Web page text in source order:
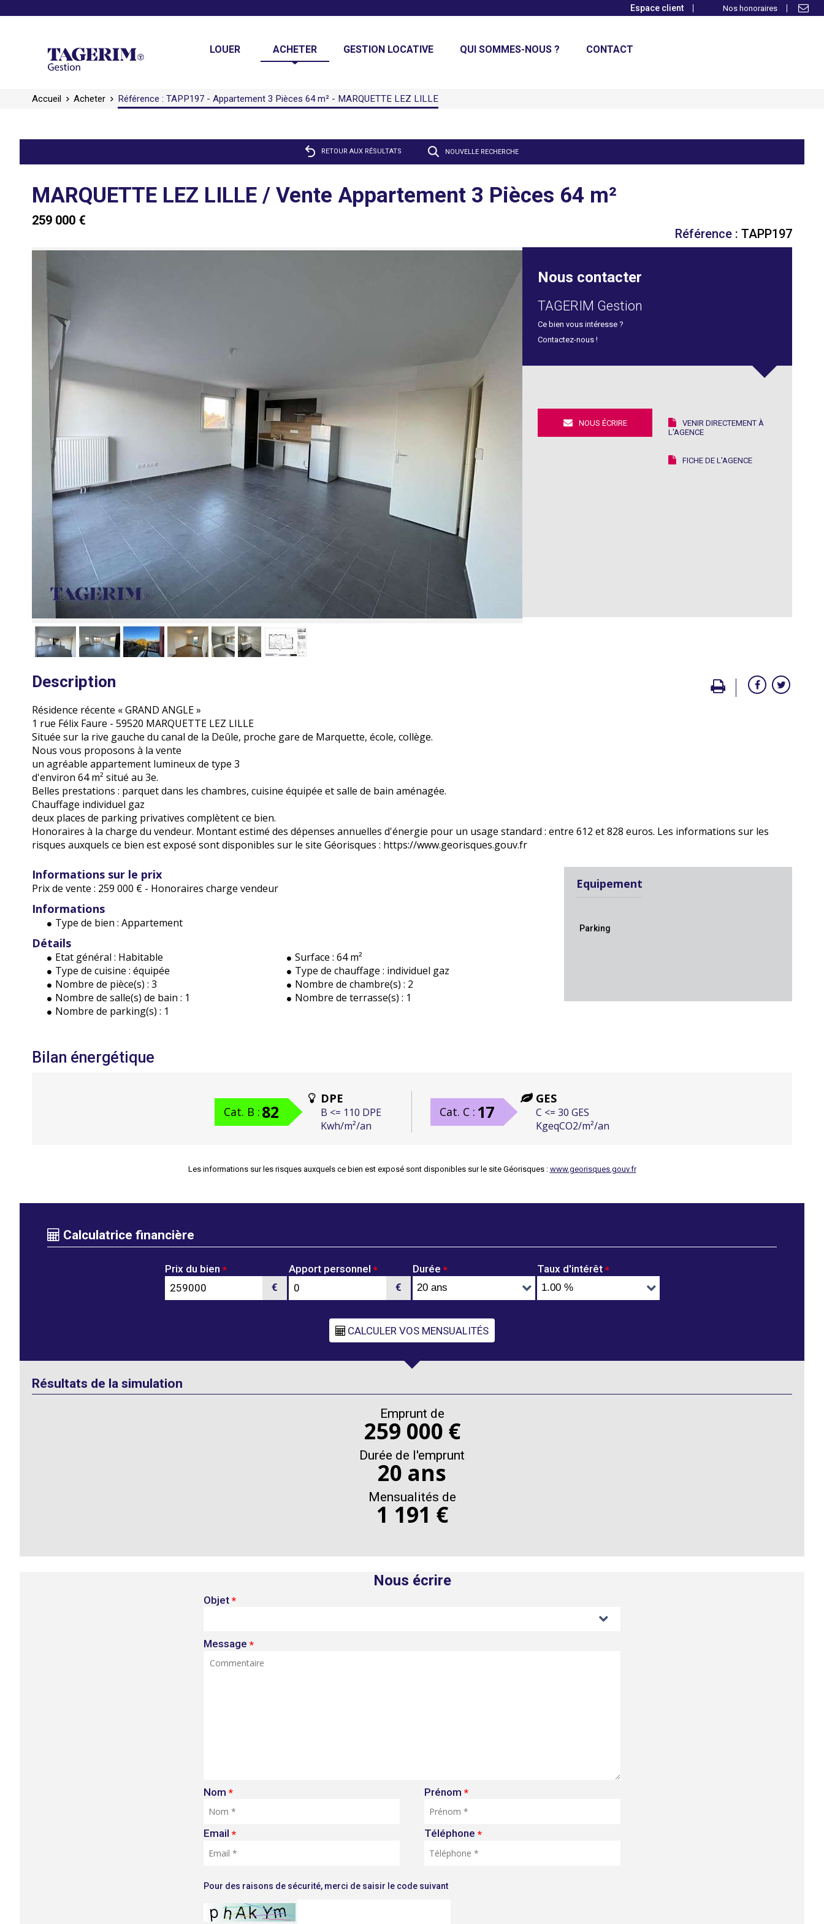
Espace client Nos honoraires
LOUER ACHETER GESTION LOCATIVE QUI SOMMES-NOUS ? CONTACT
Accueil Acheter Référence : TAPP197 - Appartement 3 Pièces 64 m² - MARQUETTE LEZ LILLE
RETOUR AUX RÉSULTATS NOUVELLE RECHERCHE
MARQUETTE LEZ LILLE / Vente Appartement 3 Pièces 64 m²
259 000 €
Référence : TAPP197
Nous contacter
TAGERIM Gestion
Ce bien vous intéresse ?
Contactez-nous !
NOUS ÉCRIRE
VENIR DIRECTEMENT À
L'AGENCE
FICHE DE L'AGENCE
Description
Résidence récente « GRAND ANGLE »
1 rue Félix Faure - 59520 MARQUETTE LEZ LILLE
Située sur la rive gauche du canal de la Deûle, proche gare de Marquette, école, collège.
Nous vous proposons à la vente
un agréable appartement lumineux de type 3
d'environ 64 m² situé au 3e.
Belles prestations : parquet dans les chambres, cuisine équipée et salle de bain aménagée.
Chauffage individuel gaz
deux places de parking privatives complètent ce bien.
Honoraires à la charge du vendeur. Montant estimé des dépenses annuelles d'énergie pour un usage standard : entre 612 et 828 euros. Les informations sur les
risques auxquels ce bien est exposé sont disponibles sur le site Géorisques : https://www.georisques.gouv.fr
Informations sur le prix
Prix de vente : 259 000 € - Honoraires charge vendeur
Informations
Type de bien : Appartement
Détails
Etat général : Habitable Surface : 64 m²
Type de cuisine : équipée Type de chauffage : individuel gaz
Nombre de pièce(s) : 3 Nombre de chambre(s) : 2
Nombre de salle(s) de bain : 1 Nombre de terrasse(s) : 1
Nombre de parking(s) : 1
Equipement
Parking
Bilan énergétique
Cat. B : 82
DPE
B <= 110 DPE
Kwh/m²/an
Cat. C : 17
GES
C <= 30 GES
KgeqCO2/m²/an
Les informations sur les risques auxquels ce bien est exposé sont disponibles sur le site Géorisques : www.georisques.gouv.fr
Calculatrice financière
Prix du bien *
€
Apport personnel *
€
Durée * Taux d'intérêt *
Résultats de la simulation
Emprunt de
259 000 €
Durée de l'emprunt
20 ans
Mensualités de
1 191 €
Nous écrire
Objet *
Message *
Nom * Prénom *
Email * Téléphone *
Pour des raisons de sécurité, merci de saisir le code suivant